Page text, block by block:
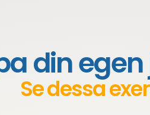
din
Se dessa